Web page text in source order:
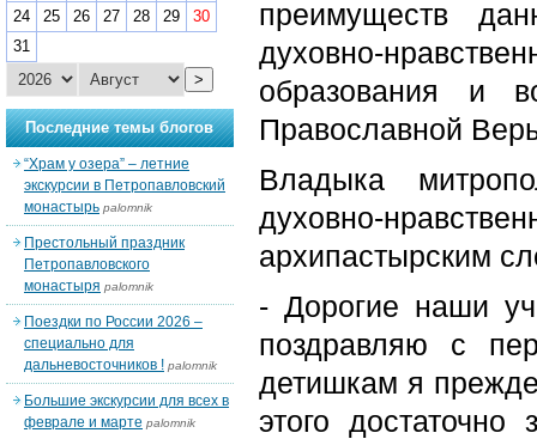
преимуществ
духовно-
образования и
Православной
Владыка
духовно-
архипастырским
- Дорогие наши
поздравляю с
детишкам я
этого
24
25 26 27 28 29
30
31
>
Последние темы блогов
“Храм у озера” – летние
экскурсии в Петропавловский
монастырь palomnik
Престольный праздник
Петропавловского
монастыря palomnik
Поездки по России 2026 –
специально для
дальневосточников ! palomnik
Большие экскурсии для всех в
феврале и марте palomnik